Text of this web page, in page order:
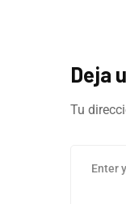
Deja
Tu